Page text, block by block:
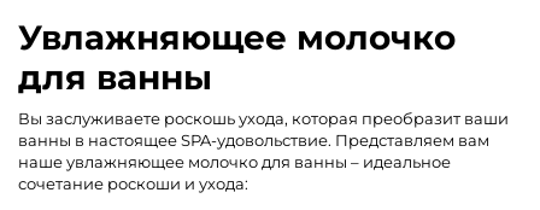
Увлажняющее молочко
для ванны
Вы заслуживаете роскошь ухода, которая преобразит ваши
ванны в настоящее SPA-удовольствие. Представляем вам
наше увлажняющее молочко для ванны – идеальное
сочетание роскоши и ухода: